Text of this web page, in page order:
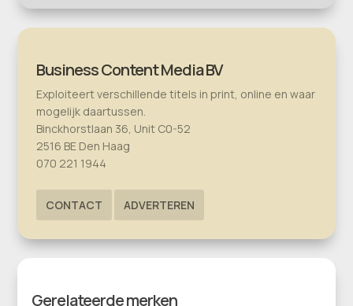
Business Content Media BV
Exploiteert verschillende titels in print, online en waar
mogelijk daartussen.
Binckhorstlaan 36, Unit C0-52
2516 BE Den Haag
070 221 1944
CONTACT ADVERTEREN
Gerelateerde merken